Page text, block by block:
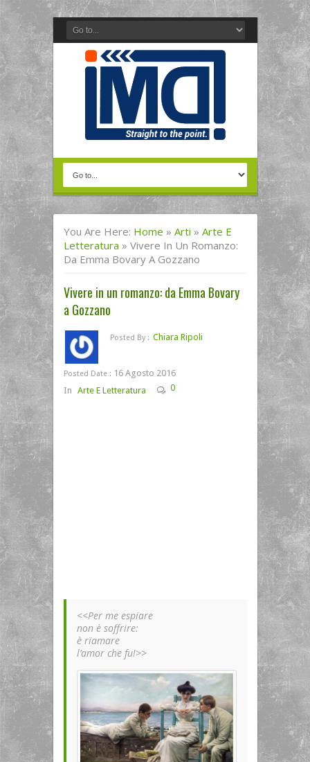
You Are Here: Home » Arti » Arte E
Letteratura » Vivere In Un Romanzo:
Da Emma Bovary A Gozzano
Vivere in un romanzo: da Emma Bovary
a Gozzano
Posted By : Chiara Ripoli
Posted Date : 16 Agosto 2016
In Arte E Letteratura 0
<<Per me espiare
non è soffrire:
è rïamare
l’amor che fu!>>